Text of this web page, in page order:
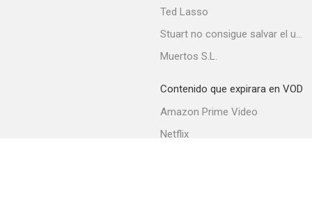
Ted Lasso
Stuart no consigue salvar el universo
Muertos S.L.
Contenido que expirara en VOD
Amazon Prime Video
Netflix